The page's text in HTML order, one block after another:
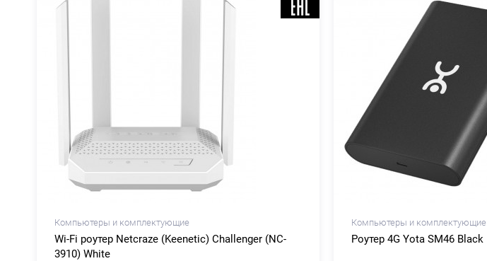
Компьютеры и комплектующие
Wi-Fi роутер Netcraze (Keenetic) Challenger (NC-
3910) White
Компьютеры и комплектующие
Роутер 4G Yota SM46 Black